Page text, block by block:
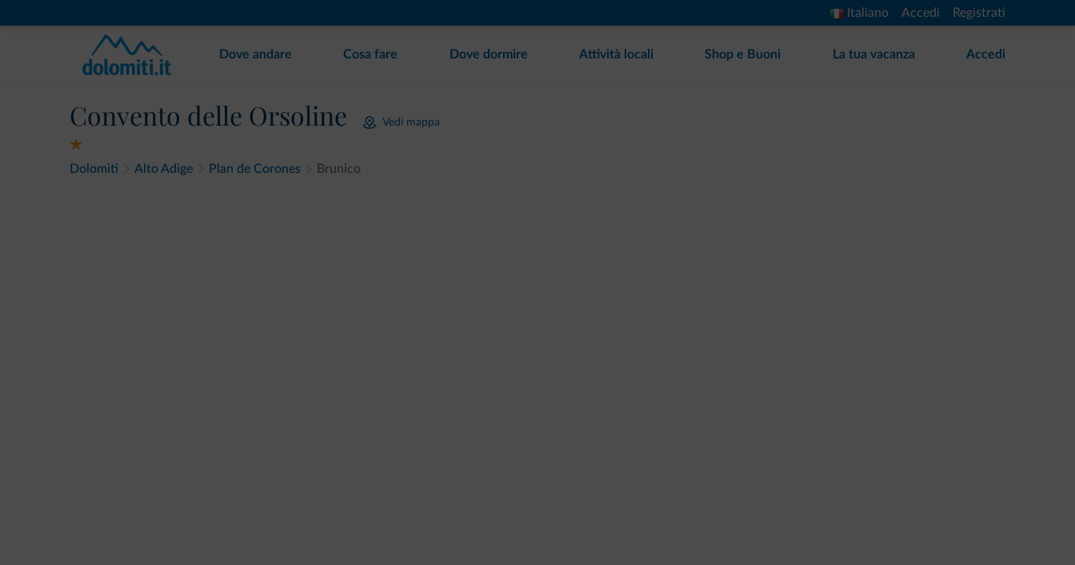
Italiano Accedi Registrati
Dove andare Cosa fare Dove dormire Attività locali Shop e Buoni La tua vacanza Accedi
Convento delle Orsoline Vedi mappa
Dolomiti Alto Adige Plan de Corones Brunico